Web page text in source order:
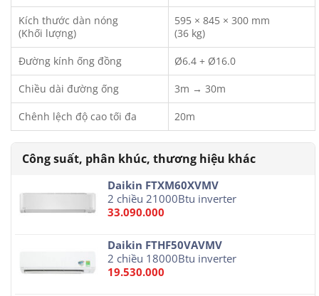
Kích thước dàn nóng
(Khối lượng)
595 × 845 × 300 mm
(36 kg)
Đường kính ống đồng Ø6.4 + Ø16.0
Chiều dài đường ống 3m → 30m
Chênh lệch độ cao tối đa 20m
Daikin FTXM60XVMV
2 chiều 21000Btu inverter
33.090.000
Daikin FTHF50VAVMV
2 chiều 18000Btu inverter
19.530.000